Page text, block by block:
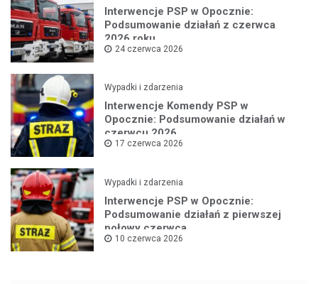
Interwencje PSP w Opocznie:
Podsumowanie działań z czerwca
2026 roku
24 czerwca 2026
Wypadki i zdarzenia
Interwencje Komendy PSP w
Opocznie: Podsumowanie działań w
czerwcu 2026
17 czerwca 2026
Wypadki i zdarzenia
Interwencje PSP w Opocznie:
Podsumowanie działań z pierwszej
połowy czerwca
10 czerwca 2026